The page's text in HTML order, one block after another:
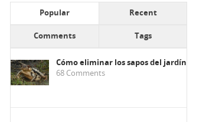
Popular Recent
Comments Tags
Cómo eliminar los sapos del jardín
68 Comments